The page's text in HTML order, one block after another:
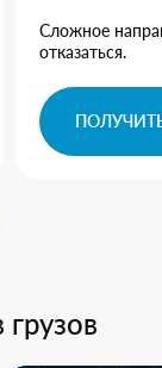
Сложное
отказаться.